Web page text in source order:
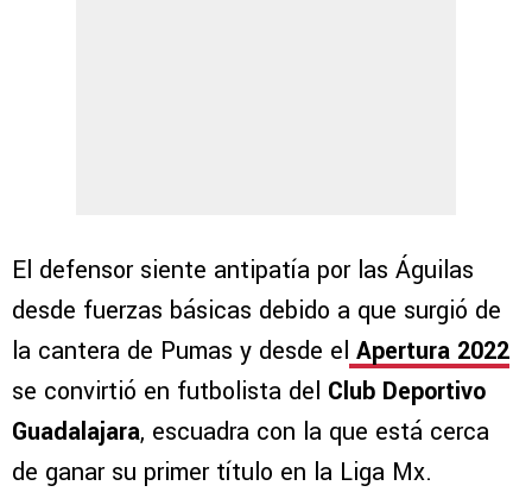
El defensor siente antipatía por las Águilas
desde fuerzas básicas debido a que surgió de
la cantera de Pumas y desde el Apertura 2022
se convirtió en futbolista del Club Deportivo
Guadalajara, escuadra con la que está cerca
de ganar su primer título en la Liga Mx.